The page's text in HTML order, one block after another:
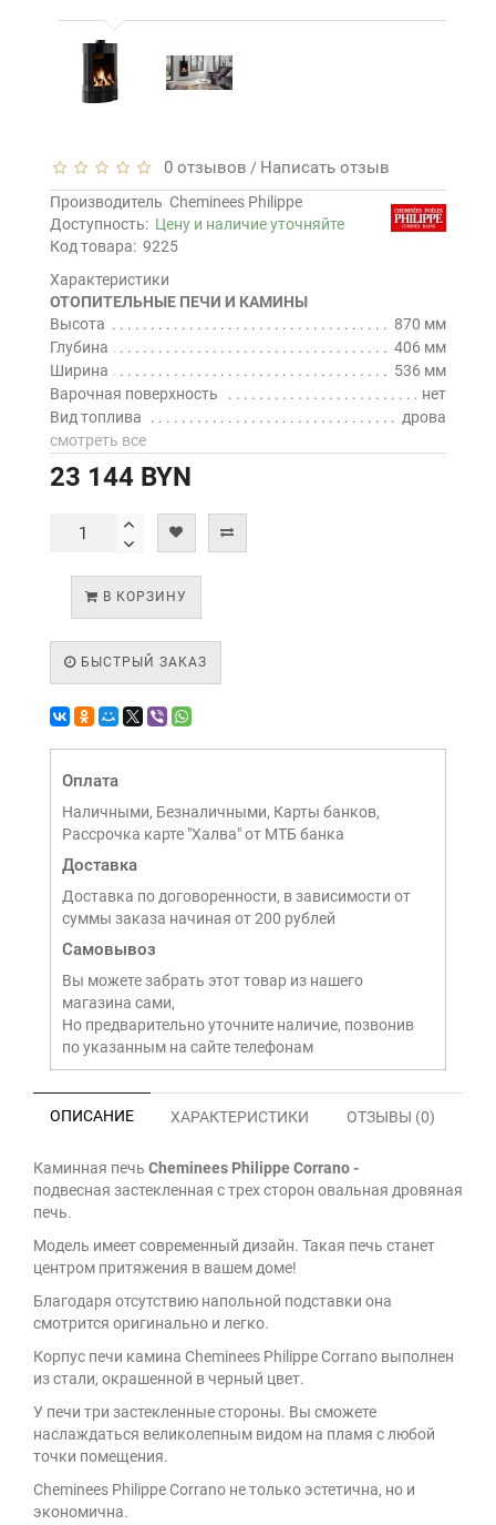
0 отзывов / Написать отзыв
Производитель Cheminees Philippe
Доступность: Цену и наличие уточняйте
Код товара: 9225
Характеристики
ОТОПИТЕЛЬНЫЕ ПЕЧИ И КАМИНЫ
Высота
870 мм
Глубина
406 мм
Ширина
536 мм
Варочная поверхность
нет
Вид топлива
дрова
смотреть все
23 144 BYN
В КОРЗИНУ
БЫСТРЫЙ ЗАКАЗ
Оплата
Наличными, Безналичными, Карты банков,
Рассрочка карте "Халва" от МТБ банка
Доставка
Доставка по договоренности, в зависимости от
суммы заказа начиная от 200 рублей
Самовывоз
Вы можете забрать этот товар из нашего
магазина сами,
Но предварительно уточните наличие, позвонив
по указанным на сайте телефонам
ОПИСАНИЕ ХАРАКТЕРИСТИКИ ОТЗЫВЫ (0)
Каминная печь Cheminees Philippe Corrano -
подвесная застекленная с трех сторон овальная дровяная
печь.
Модель имеет современный дизайн. Такая печь станет
центром притяжения в вашем доме!
Благодаря отсутствию напольной подставки она
смотрится оригинально и легко.
Корпус печи камина Cheminees Philippe Corrano выполнен
из стали, окрашенной в черный цвет.
У печи три застекленные стороны. Вы сможете
наслаждаться великолепным видом на пламя с любой
точки помещения.
Cheminees Philippe Corrano не только эстетична, но и
экономична.